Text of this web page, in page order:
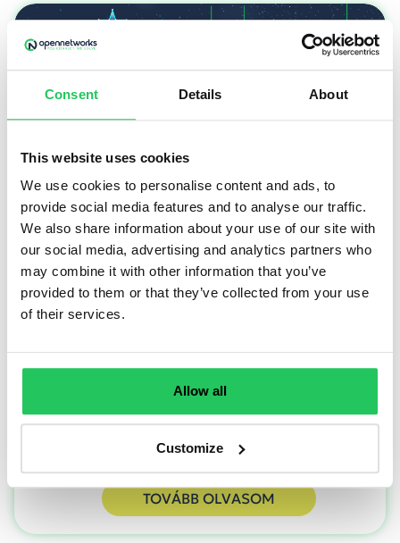
Consent Details About
This website uses cookies
We use cookies to personalise content and ads, to
provide social media features and to analyse our traffic.
We also share information about your use of our site with
our social media, advertising and analytics partners who
may combine it with other information that you’ve
provided to them or that they’ve collected from your use
of their services.
Allow all
Customize
2025-ben is legyen techmentes karácsonyod!
Idén is kihívásokkal teli, de sikeres évünk volt
veletek! Az Opennetworks csapata.
TOVÁBB OLVASOM